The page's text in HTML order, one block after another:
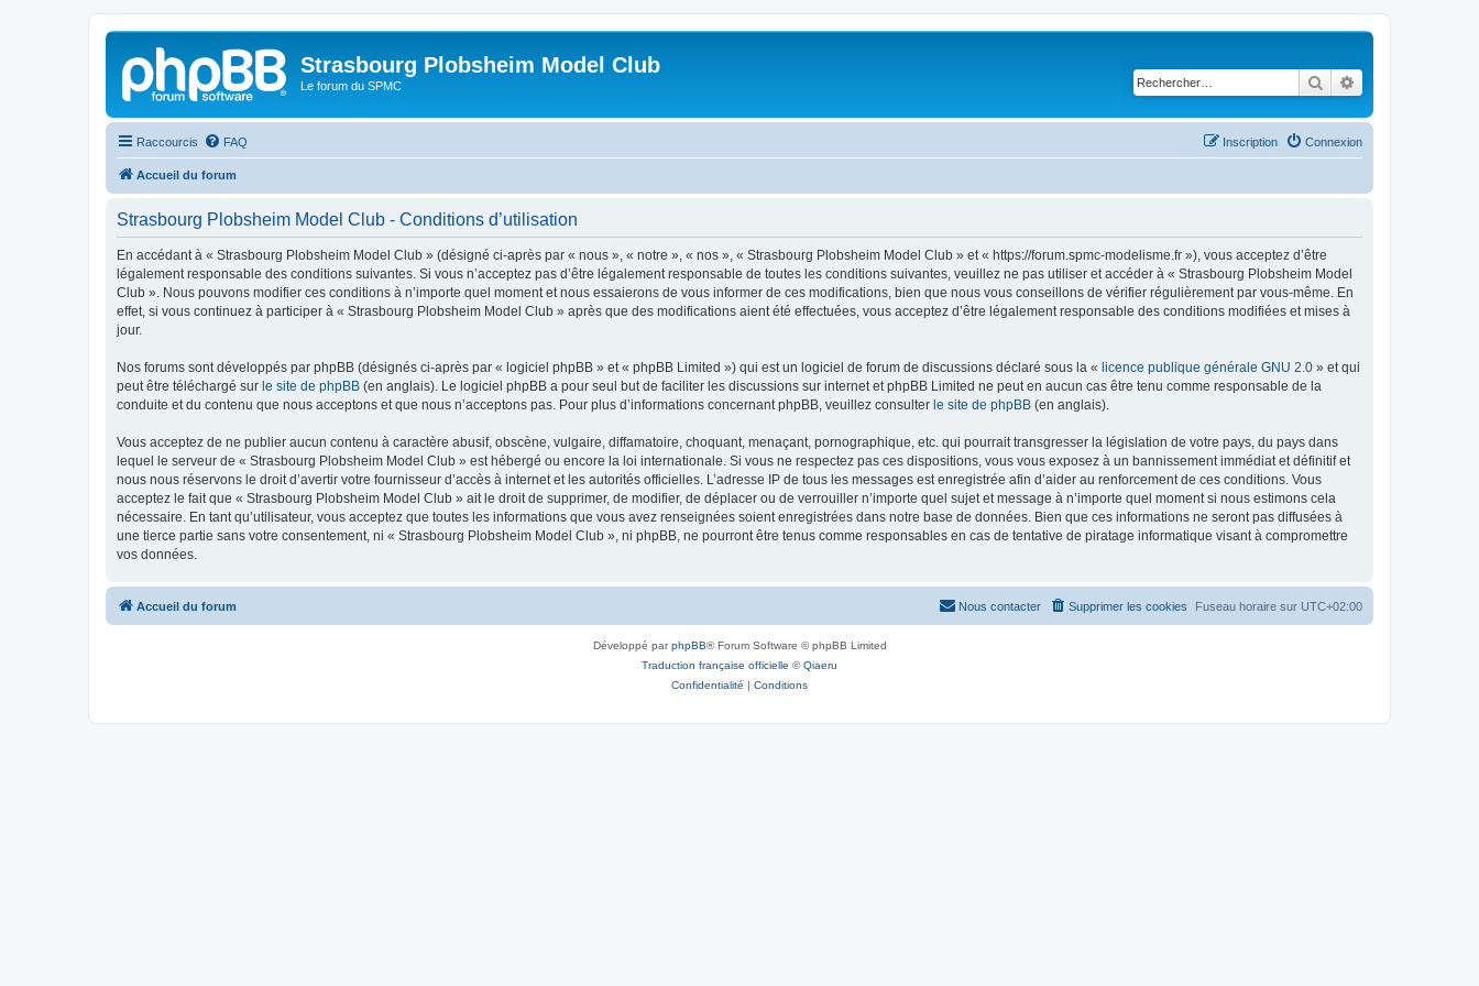
Strasbourg Plobsheim Model Club
Le forum du SPMC Rechercher
Raccourcis FAQ Connexion
Inscription
Accueil du forum
Strasbourg Plobsheim Model Club - Conditions d’utilisation
En accédant à « Strasbourg Plobsheim Model Club » (désigné ci-après par « nous », « notre », « nos », « Strasbourg Plobsheim Model Club » et « https://forum.spmc-modelisme.fr »), vous acceptez d’être
légalement responsable des conditions suivantes. Si vous n’acceptez pas d’être légalement responsable de toutes les conditions suivantes, veuillez ne pas utiliser et accéder à « Strasbourg Plobsheim Model
Club ». Nous pouvons modifier ces conditions à n’importe quel moment et nous essaierons de vous informer de ces modifications, bien que nous vous conseillons de vérifier régulièrement par vous-même. En
effet, si vous continuez à participer à « Strasbourg Plobsheim Model Club » après que des modifications aient été effectuées, vous acceptez d’être légalement responsable des conditions modifiées et mises à
jour.
Nos forums sont développés par phpBB (désignés ci-après par « logiciel phpBB » et « phpBB Limited ») qui est un logiciel de forum de discussions déclaré sous la « licence publique générale GNU 2.0 » et qui
peut être téléchargé sur le site de phpBB (en anglais). Le logiciel phpBB a pour seul but de faciliter les discussions sur internet et phpBB Limited ne peut en aucun cas être tenu comme responsable de la
conduite et du contenu que nous acceptons et que nous n’acceptons pas. Pour plus d’informations concernant phpBB, veuillez consulter le site de phpBB (en anglais).
Vous acceptez de ne publier aucun contenu à caractère abusif, obscène, vulgaire, diffamatoire, choquant, menaçant, pornographique, etc. qui pourrait transgresser la législation de votre pays, du pays dans
lequel le serveur de « Strasbourg Plobsheim Model Club » est hébergé ou encore la loi internationale. Si vous ne respectez pas ces dispositions, vous vous exposez à un bannissement immédiat et définitif et
nous nous réservons le droit d’avertir votre fournisseur d’accès à internet et les autorités officielles. L’adresse IP de tous les messages est enregistrée afin d’aider au renforcement de ces conditions. Vous
acceptez le fait que « Strasbourg Plobsheim Model Club » ait le droit de supprimer, de modifier, de déplacer ou de verrouiller n’importe quel sujet et message à n’importe quel moment si nous estimons cela
nécessaire. En tant qu’utilisateur, vous acceptez que toutes les informations que vous avez renseignées soient enregistrées dans notre base de données. Bien que ces informations ne seront pas diffusées à
une tierce partie sans votre consentement, ni « Strasbourg Plobsheim Model Club », ni phpBB, ne pourront être tenus comme responsables en cas de tentative de piratage informatique visant à compromettre
vos données.
Accueil du forum Fuseau horaire sur UTC+02:00
Supprimer les cookies
Nous contacter
Développé parphpBB® Forum Software © phpBB Limited
Traduction française officielle ©Qiaeru
Confidentialité | Conditions